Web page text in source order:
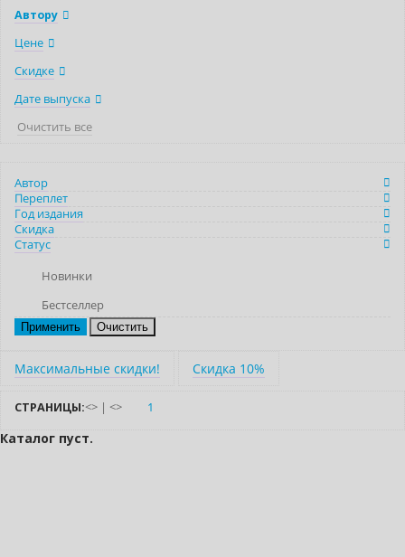
Автору
Цене
Скидке
Дате выпуска
Очистить все
Автор
Переплет
Год издания
Скидка
Статус
Новинки
Бестселлер
Очистить
Максимальные скидки! Скидка 10%
СТРАНИЦЫ:<> | <> 1
Каталог пуст.